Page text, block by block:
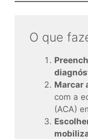
O que
Marcar
com a
(ACA)